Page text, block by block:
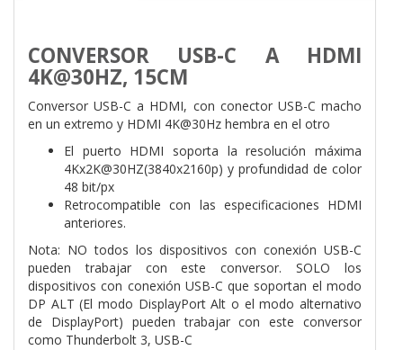
CONVERSOR USB-C A HDMI
4K@30HZ, 15CM
Conversor USB-C a HDMI, con conector USB-C macho
en un extremo y HDMI 4K@30Hz hembra en el otro
El puerto HDMI soporta la resolución máxima
4Kx2K@30HZ(3840x2160p) y profundidad de color
48 bit/px
Retrocompatible con las especificaciones HDMI
anteriores.
Nota: NO todos los dispositivos con conexión USB-C
pueden trabajar con este conversor. SOLO los
dispositivos con conexión USB-C que soportan el modo
DP ALT (El modo DisplayPort Alt o el modo alternativo
de DisplayPort) pueden trabajar con este conversor
como Thunderbolt 3, USB-C